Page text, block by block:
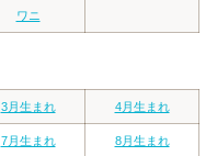
ワニ
3月生まれ 4月生まれ
7月生まれ 8月生まれ